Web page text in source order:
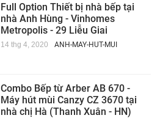
Full Option Thiết bị nhà bếp tại
nhà Anh Hùng - Vinhomes
Metropolis - 29 Liễu Giai
14 thg 4, 2020 ANH-MAY-HUT-MUI
Combo Bếp từ Arber AB 670 -
Máy hút mùi Canzy CZ 3670 tại
nhà chị Hà (Thanh Xuân - HN)